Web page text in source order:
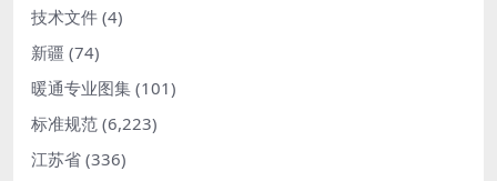
技术文件 (4)
新疆 (74)
暖通专业图集 (101)
标准规范 (6,223)
江苏省 (336)